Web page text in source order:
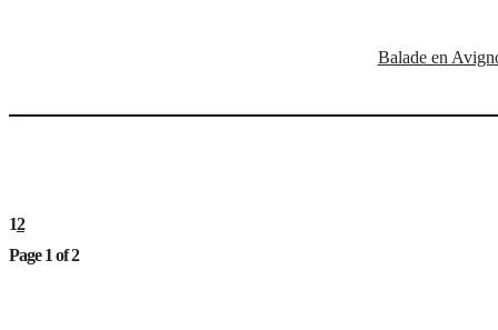
Balade en
12
Page 1 of 2